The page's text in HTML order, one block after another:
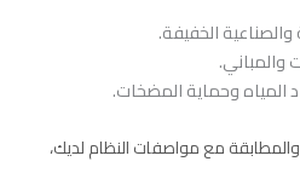
الخفيفة.
والمباني.
المياه وحماية المضخات.
مع مواصفات النظام لديك،